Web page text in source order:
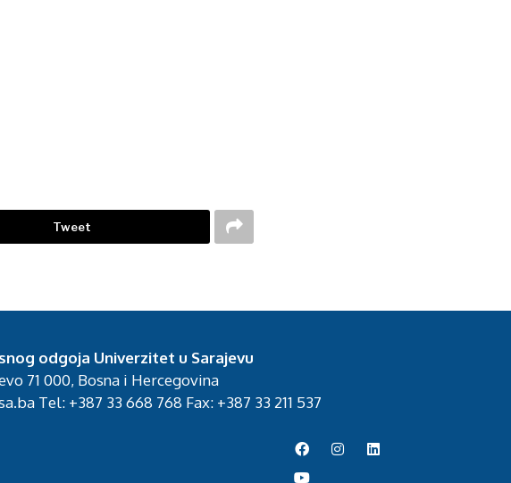
Tweet
odgoja Univerzitet u Sarajevu
71 000, Bosna i Hercegovina
Tel: +387 33 668 768 Fax: +387 33 211 537